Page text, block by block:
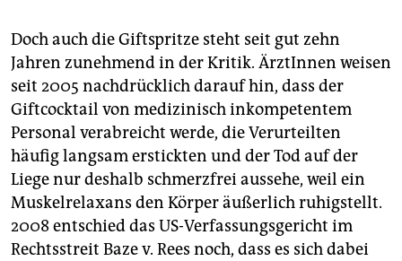
Doch auch die Giftspritze steht seit gut zehn
Jahren zunehmend in der Kritik. ÄrztInnen weisen
seit 2005 nachdrücklich darauf hin, dass der
Giftcocktail von medizinisch inkompetentem
Personal verabreicht werde, die Verurteilten
häufig langsam erstickten und der Tod auf der
Liege nur deshalb schmerzfrei aussehe, weil ein
Muskelrelaxans den Körper äußerlich ruhigstellt.
2008 entschied das US-Verfassungsgericht im
Rechtsstreit Baze v. Rees noch, dass es sich dabei